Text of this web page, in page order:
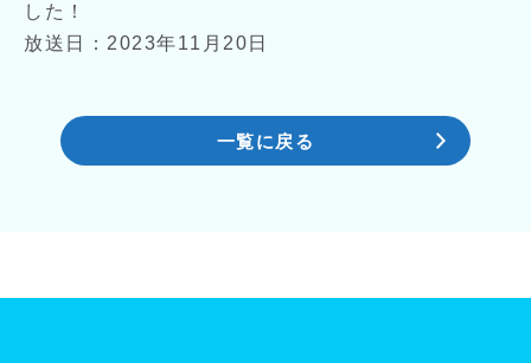
した！
放送日：2023年11月20日
一覧に戻る